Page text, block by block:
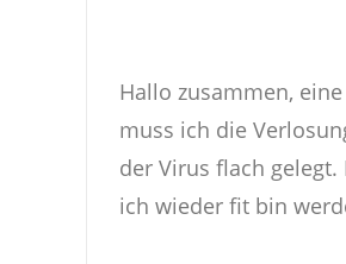
Hallo zusammen,
muss ich die
der Virus flach
ich wieder fit bin